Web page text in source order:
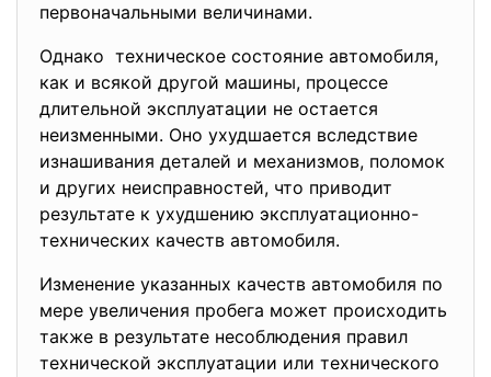
первоначальными величинами.
Однако техническое состояние автомобиля,
как и всякой другой машины, процессе
длительной эксплуатации не остается
неизменными. Оно ухудшается вследствие
изнашивания деталей и механизмов, поломок
и других неисправностей, что приводит
результате к ухудшению эксплуатационно-
технических качеств автомобиля.
Изменение указанных качеств автомобиля по
мере увеличения пробега может происходить
также в результате несоблюдения правил
технической эксплуатации или технического